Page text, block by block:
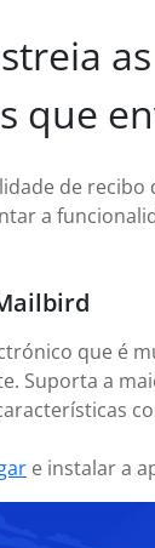
que
de
a
que é
Suporta a
e instalar a